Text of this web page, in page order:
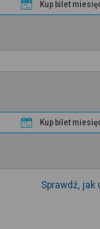
Kup bilet
Kup bilet
Sprawdź,